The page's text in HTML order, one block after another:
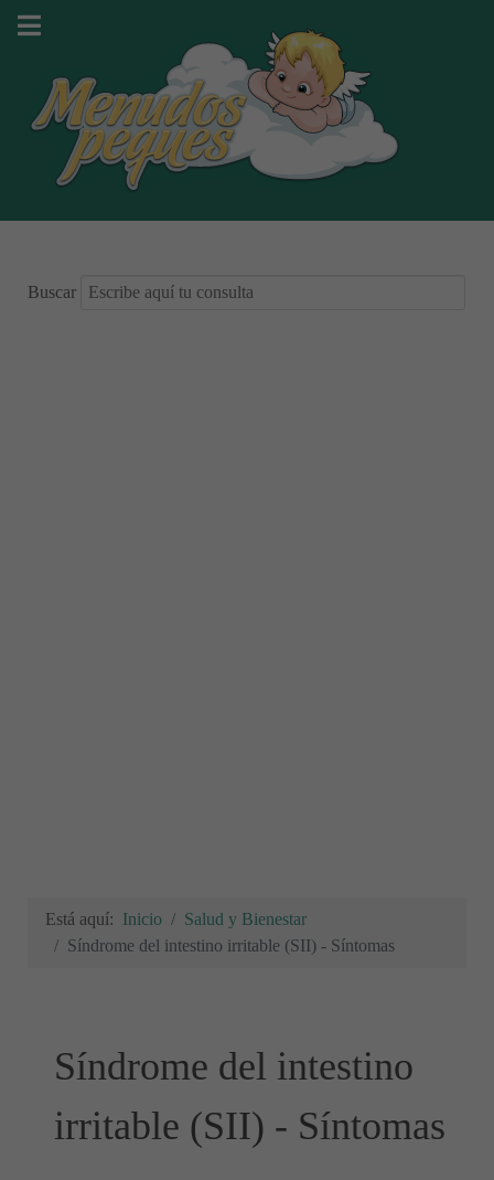
Buscar
Está aquí: Inicio
Salud y Bienestar
Síndrome del intestino irritable (SII) - Síntomas
Síndrome del intestino
irritable (SII) - Síntomas